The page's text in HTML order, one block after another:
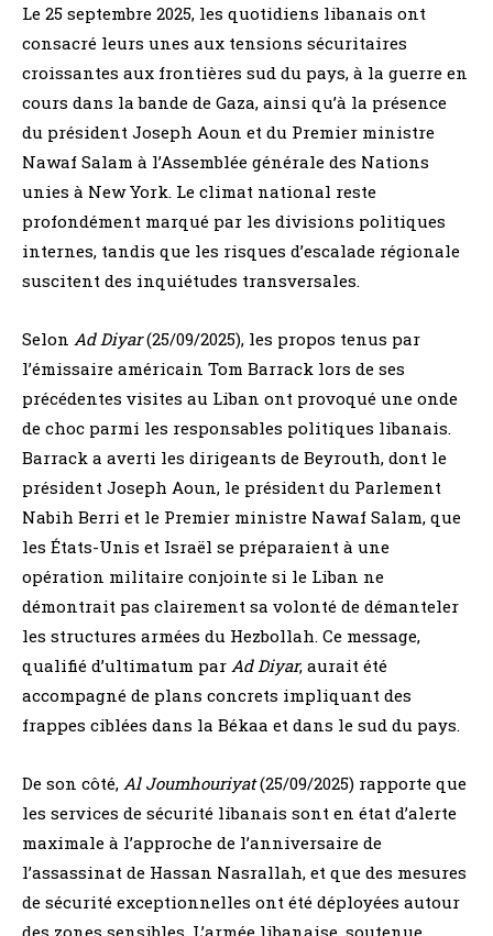
Le 25 septembre 2025, les quotidiens libanais ont
consacré leurs unes aux tensions sécuritaires
croissantes aux frontières sud du pays, à la guerre en
cours dans la bande de Gaza, ainsi qu’à la présence
du président Joseph Aoun et du Premier ministre
Nawaf Salam à l’Assemblée générale des Nations
unies à New York. Le climat national reste
profondément marqué par les divisions politiques
internes, tandis que les risques d’escalade régionale
suscitent des inquiétudes transversales.
Selon Ad Diyar(25/09/2025), les propos tenus par
l’émissaire américain Tom Barrack lors de ses
précédentes visites au Liban ont provoqué une onde
de choc parmi les responsables politiques libanais.
Barrack a averti les dirigeants de Beyrouth, dont le
président Joseph Aoun, le président du Parlement
Nabih Berri et le Premier ministre Nawaf Salam, que
les États-Unis et Israël se préparaient à une
opération militaire conjointe si le Liban ne
démontrait pas clairement sa volonté de démanteler
les structures armées du Hezbollah. Ce message,
qualifié d’ultimatum par Ad Diyar, aurait été
accompagné de plans concrets impliquant des
frappes ciblées dans la Békaa et dans le sud du pays.
De son côté, Al Joumhouriyat(25/09/2025) rapporte que
les services de sécurité libanais sont en état d’alerte
maximale à l’approche de l’anniversaire de
l’assassinat de Hassan Nasrallah, et que des mesures
de sécurité exceptionnelles ont été déployées autour
des zones sensibles. L’armée libanaise, soutenue